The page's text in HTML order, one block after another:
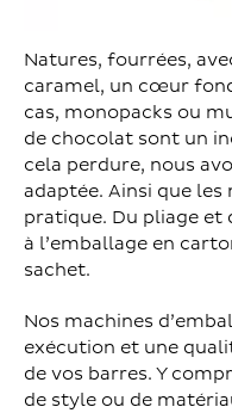
Natures, fourrées,
caramel, un cœur
cas, monopacks ou
de chocolat sont un
cela perdure, nous
adaptée. Ainsi que
pratique. Du pliage et
à l’emballage en
sachet.
Nos machines
exécution et une
de vos barres. Y
de style ou de